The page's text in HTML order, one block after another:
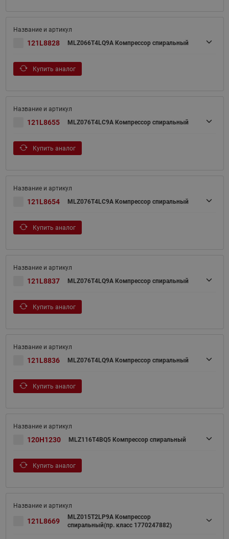
121L8828 MLZ066T4LQ9A Компрессор спиральный
Купить аналог
121L8655 MLZ076T4LC9A Компрессор спиральный
Купить аналог
121L8654 MLZ076T4LC9A Компрессор спиральный
Купить аналог
121L8837 MLZ076T4LQ9A Компрессор спиральный
Купить аналог
121L8836 MLZ076T4LQ9A Компрессор спиральный
Купить аналог
120H1230 MLZ116T4BQ5 Компрессор спиральный
Купить аналог
121L8669
MLZ015T2LP9A Компрессор
спиральный(пр. класс 1770247882)